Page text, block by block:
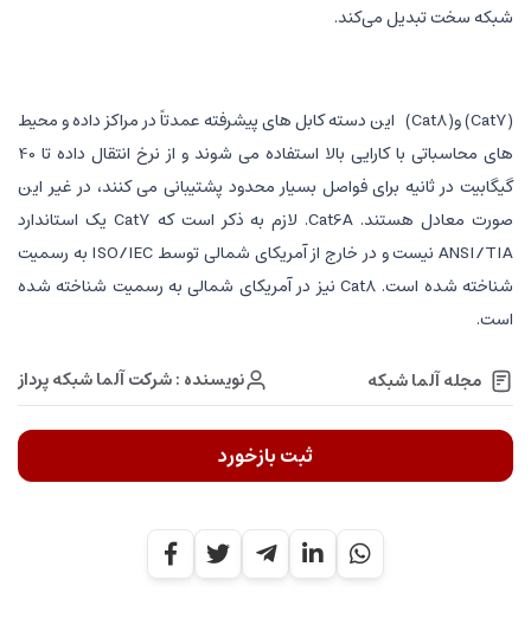
شبکه سخت تبدیل می‌کند.
(Cat7) و(Cat8) این دسته کابل های پیشرفته عمدتاً در مراکز داده و محیط
های محاسباتی با کارایی بالا استفاده می شوند و از نرخ انتقال داده تا 40
گیگابیت در ثانیه برای فواصل بسیار محدود پشتیبانی می کنند، در غیر این
صورت معادل هستند. Cat6A. لازم به ذکر است که Cat7 یک استاندارد
ANSI/TIA نیست و در خارج از آمریکای شمالی توسط ISO/IEC به رسمیت
شناخته شده است. Cat8 نیز در آمریکای شمالی به رسمیت شناخته شده
است.
مجله آلما شبکه نویسنده : شرکت آلما شبکه پرداز
ثبت بازخورد